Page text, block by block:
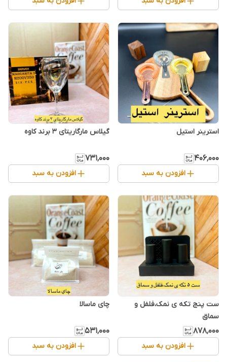
استرینر استیل
۴۰۶٬۰۰۰
افزودن به سبد
گیلاس مارگاریتای ۳ برند کاوه
۷۳۱٬۰۰۰
افزودن به سبد
ست پنج تکه ی نمک،فلفل و
سماق
۸۷۸٬۰۰۰
افزودن به سبد
چای ماسالا
۵۳۱٬۰۰۰
افزودن به سبد